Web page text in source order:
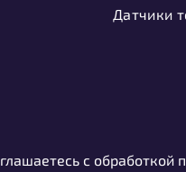
Датчики
с обработкой